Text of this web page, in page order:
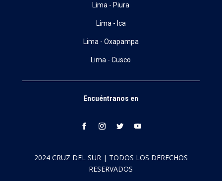
Lima - Piura
Lima - Ica
Lima - Oxapampa
Lima - Cusco
Encuéntranos en
2024 CRUZ DEL SUR | TODOS LOS DERECHOS
RESERVADOS